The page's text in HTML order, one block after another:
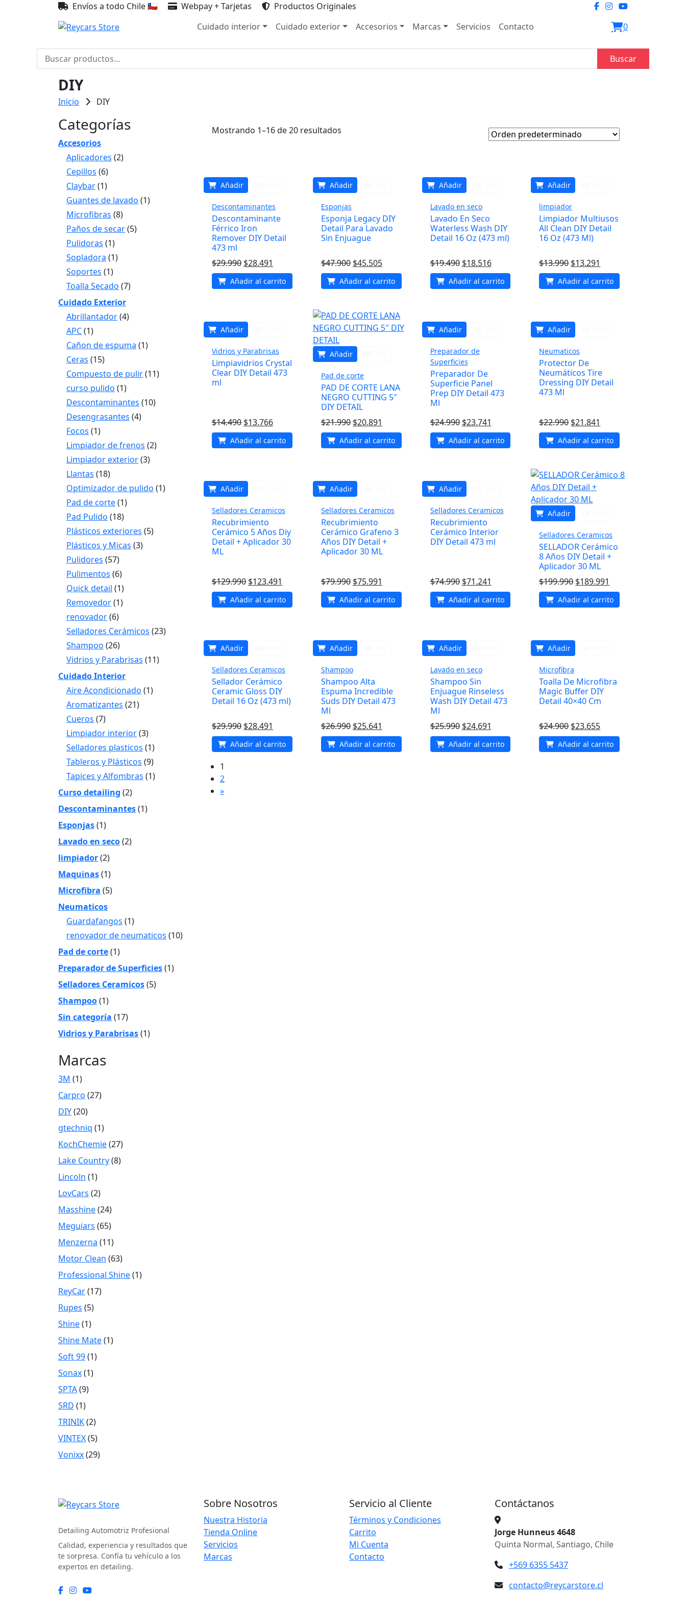
Envíos a todo Chile 🇨🇱 Webpay + Tarjetas
Productos Originales
Cuidado interior
Cuidado exterior Accesorios Marcas Servicios Contacto 0
Buscar
por:
Buscar
DIY
Inicio DIY
Categorías
Accesorios
Aplicadores (2)
Cepillos (6)
Claybar(1)
Guantes de lavado (1)
Microfibras (8)
Paños de secar(5)
Pulidoras (1)
Sopladora (1)
Soportes (1)
Toalla Secado (7)
Cuidado Exterior
Abrillantador(4)
APC(1)
Cañon de espuma (1)
Ceras (15)
Compuesto de pulir(11)
curso pulido (1)
Descontaminantes (10)
Desengrasantes (4)
Focos (1)
Limpiador de frenos (2)
Limpiador exterior(3)
Llantas (18)
Optimizador de pulido (1)
Pad de corte(1)
Pad Pulido (18)
Plásticos exteriores (5)
Plásticos y Micas (3)
Pulidores (57)
Pulimentos (6)
Quick detail (1)
Removedor(1)
renovador(6)
Selladores Cerámicos (23)
Shampoo (26)
Vidrios y Parabrisas (11)
Cuidado Interior
Aire Acondicionado (1)
Aromatizantes (21)
Cueros (7)
Limpiador interior(3)
Selladores plasticos (1)
Tableros y Plásticos (9)
Tapices y Alfombras (1)
Curso detailing (2)
Descontaminantes(1)
Esponjas(1)
Lavado en seco(2)
limpiador(2)
Maquinas(1)
Microfibra (5)
Neumaticos
Guardafangos (1)
renovador de neumaticos (10)
Pad de corte(1)
Preparador de Superficies(1)
Selladores Ceramicos(5)
Shampoo(1)
Sin categoría (17)
Vidrios y Parabrisas(1)
Marcas
3M (1)
Carpro (27)
DIY(20)
gtechniq (1)
KochChemie(27)
Lake Country(8)
Lincoln (1)
LovCars (2)
Masshine(24)
Meguiars (65)
Menzerna (11)
Motor Clean (63)
Professional Shine(1)
ReyCar(17)
Rupes (5)
Shine(1)
Shine Mate(1)
Soft 99(1)
Sonax(1)
SPTA(9)
SRD (1)
TRINIK(2)
VINTEX(5)
Vonixx(29)
Mostrando 1–16 de 20 resultados
Añadir
Descontaminantes
Descontaminante
Férrico Iron
Remover DIY Detail
473 ml
$29.990 El
precio
original
$28.491
precio
actual
Añadir al carrito
Añadir
Esponjas
Esponja Legacy DIY
Detail Para Lavado
Sin Enjuague
$47.900 El
precio
original
$47.900.
$45.505El
precio
actual
$45.505.
Añadir al carrito
Añadir
Lavado en seco
Lavado En Seco
Waterless Wash DIY
Detail 16 Oz (473 ml)
$19.490 El
precio
original
$18.516El
precio
actual
Añadir al carrito
Añadir
limpiador
Limpiador Multiusos
All Clean DIY Detail
16 Oz (473 Ml)
$13.990 El
precio
original
$13.291
precio
actual
Añadir al carrito
Añadir
Vidrios y Parabrisas
Limpiavidrios Crystal
Clear DIY Detail 473
ml
$14.490 El
precio
original
$13.766El
precio
actual
Añadir al carrito
Añadir
Pad de corte
PAD DE CORTE LANA
NEGRO CUTTING 5″
DIY DETAIL
$21.990 El
precio
original
$20.891
precio
actual
Añadir al carrito
Añadir
Preparador de
Superficies
Preparador De
Superficie Panel
Prep DIY Detail 473
Ml
$24.990 El
precio
original
$23.741
precio
actual
Añadir al carrito
Añadir
Neumaticos
Protector De
Neumáticos Tire
Dressing DIY Detail
473 Ml
$22.990 El
precio
original
$22.990.
$21.841
precio
actual
$21.841.
Añadir al carrito
Añadir
Selladores Ceramicos
Recubrimiento
Cerámico 5 Años Diy
Detail + Aplicador 30
ML
$129.990 El
precio
original
$123.491
precio
actual
Añadir al carrito
Añadir
Selladores Ceramicos
Recubrimiento
Cerámico Grafeno 3
Años DIY Detail +
Aplicador 30 ML
$79.990 El
precio
original
$75.991
precio
actual
Añadir al carrito
Añadir
Selladores Ceramicos
Recubrimiento
Cerámico Interior
DIY Detail 473 ml
$74.990 El
precio
original
$71.241
precio
actual
Añadir al carrito
Añadir
Selladores Ceramicos
SELLADOR Cerámico
8 Años DIY Detail +
Aplicador 30 ML
$199.990 El
precio
original
$189.991
precio
actual
Añadir al carrito
Añadir
Selladores Ceramicos
Sellador Cerámico
Ceramic Gloss DIY
Detail 16 Oz (473 ml)
$29.990 El
precio
original
$28.491
precio
actual
Añadir al carrito
Añadir
Shampoo
Shampoo Alta
Espuma Incredible
Suds DIY Detail 473
Ml
$26.990 El
precio
original
$25.641
precio
actual
Añadir al carrito
Añadir
Lavado en seco
Shampoo Sin
Enjuague Rinseless
Wash DIY Detail 473
Ml
$25.990 El
precio
original
$24.691
precio
actual
Añadir al carrito
Añadir
Microfibra
Toalla De Microfibra
Magic Buffer DIY
Detail 40×40 Cm
$24.900 El
precio
original
$23.655El
precio
actual
Añadir al carrito
1
2
»
Detailing Automotriz Profesional
Calidad, experiencia y resultados que
te sorpresa. Confía tu vehículo a los
expertos en detailing.
Sobre Nosotros
Nuestra Historia
Tienda Online
Servicios
Marcas
Servicio al Cliente
Términos y Condiciones
Carrito
Mi Cuenta
Contacto
Contáctanos
Jorge Hunneus 4648
Quinta Normal, Santiago, Chile
+569 6355 5437
contacto@reycarstore.cl